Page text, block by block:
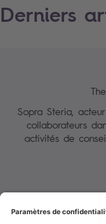
Derniers
Sopra Steria,
collaborateurs
activités de